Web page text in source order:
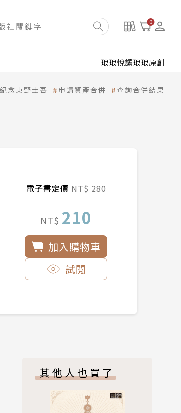
0
琅琅悅讀琅琅原創
紀念東野圭吾 申請資產合併 查詢合併結果
電子書定價NT$ 280
NT$ 210
加入購物車
試閱
其他人也買了